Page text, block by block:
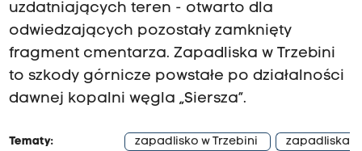
uzdatniających teren - otwarto dla
odwiedzających pozostały zamknięty
fragment cmentarza. Zapadliska w Trzebini
to szkody górnicze powstałe po działalności
dawnej kopalni węgla „Siersza”.
Tematy: zapadlisko w Trzebini
zapadliska